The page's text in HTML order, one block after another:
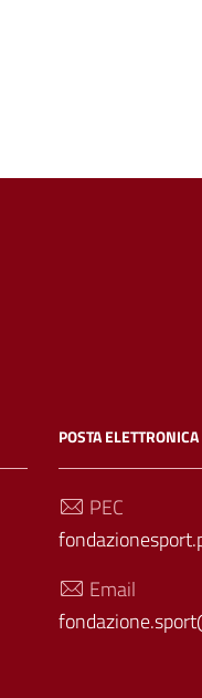
POSTA ELETTRONICA
PEC
Email